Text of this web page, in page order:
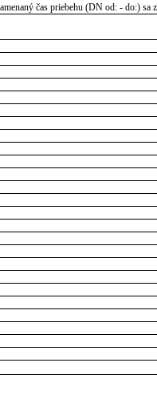
čas priebehu (DN od: - do:)